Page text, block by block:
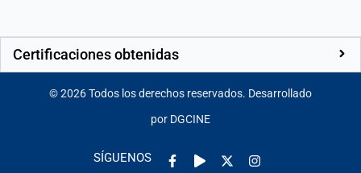
Certificaciones obtenidas
©2026Todos los derechos reservados. Desarrollado
por DGCINE
SÍGUENOS
Facebook-
f
Play Instagram